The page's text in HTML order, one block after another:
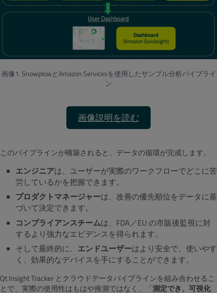
画像1. SnowplowとAmazon Servicesを使用したサンプル分析パイプライ
ン
画像説明を読む
このパイプラインが構築されると、データの循環が完成します。
エンジニアは、ユーザーが実際のワークフローでどこに苦
労しているかを把握できます。
プロダクトマネージャーは、改善の優先順位をデータに基
づいて決定できます。
コンプライアンスチームは、FDA／EU の市販後監視に対
するより強力なエビデンスを得られます。
そして最終的に、 エンドユーザーはより安全で、使いやす
く、効果的なデバイスを手にすることができます。
Qt Insight Tracker とクラウドデータパイプラインを組み合わせるこ
とで、実際の使用性はもはや推測ではなく、「測定でき、可視化